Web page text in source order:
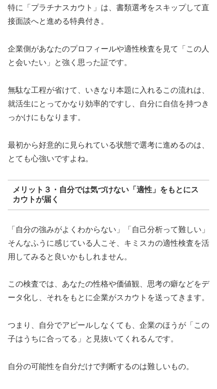
特に「プラチナスカウト」は、書類選考をスキップして直
接面談へと進める特典付き。
企業側があなたのプロフィールや適性検査を見て「この人
と会いたい」と強く思った証です。
無駄な工程が省けて、いきなり本題に入れるこの流れは、
就活生にとってかなり効率的ですし、自分に自信を持つき
っかけにもなります。
最初から好意的に見られている状態で選考に進めるのは、
とても心強いですよね。
メリット３・自分では気づけない「適性」をもとにス
カウトが届く
「自分の強みがよくわからない」「自己分析って難しい」
そんなふうに感じている人こそ、キミスカの適性検査を活
用してみると良いかもしれません。
この検査では、あなたの性格や価値観、思考の癖などをデ
ータ化し、それをもとに企業がスカウトを送ってきます。
つまり、自分でアピールしなくても、企業のほうが「この
子はうちに合ってる」と見抜いてくれるんです。
自分の可能性を自分だけで判断するのは難しいもの。